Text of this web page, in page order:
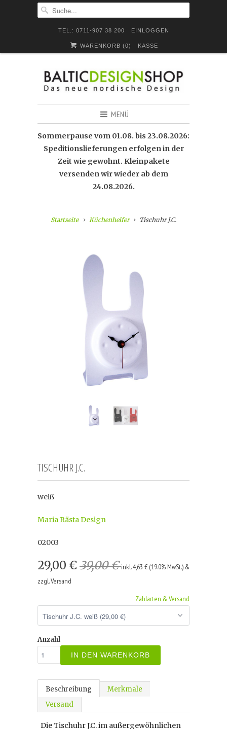
TEL.: 0711-907 38 200 EINLOGGEN
WARENKORB (0) KASSE
MENÜ
Sommerpause vom 01.08. bis 23.08.2026:
Speditionslieferungen erfolgen in der
Zeit wie gewohnt. Kleinpakete
versenden wir wieder ab dem
24.08.2026.
Startseite Küchenhelfer Tischuhr J.C.
TISCHUHR J.C.
weiß
Maria Rästa Design
02003
29,00 € 39,00 €inkl. 4,63 € (19.0% MwSt.) &
zzgl. Versand
Zahlarten & Versand
Anzahl
IN DEN WARENKORB
Beschreibung
Merkmale
Versand
Die Tischuhr J.C. im außergewöhnlichen